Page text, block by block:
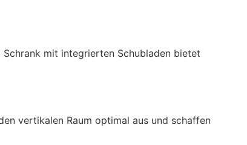
mit integrierten Schubladen bietet
vertikalen Raum optimal aus und schaffen